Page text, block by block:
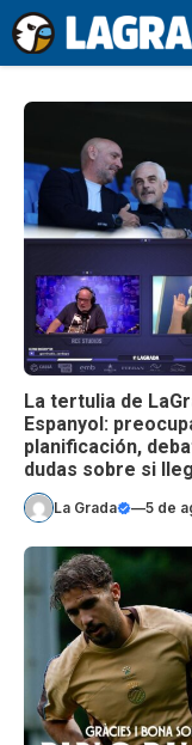
Saltar
al
contenido
La tertulia de
Espanyol:
planificación,
dudas sobre si
La Grada —5 de